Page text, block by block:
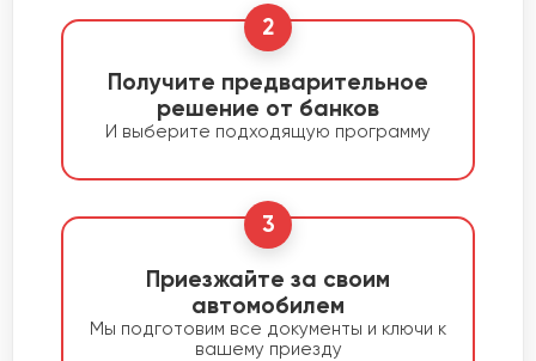
2
Получите предварительное
решение от банков
И выберите подходящую программу
3
Приезжайте за своим
автомобилем
Мы подготовим все документы и ключи к
вашему приезду